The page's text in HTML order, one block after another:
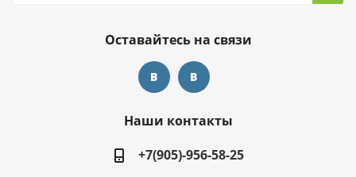
Оставайтесь на связи
Наши контакты
+7(905)-956-58-25